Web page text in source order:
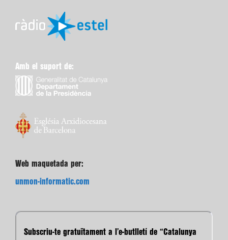
Amb el suport de:
Web maquetada per:
unmon-informatic.com
Subscriu-te gratuïtament a l’e-butlletí de “Catalunya